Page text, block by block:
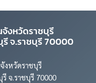
งหวัดราชบุรี
รี จ.ราชบุรี 70000
งหวัดราชบุรี
จ.ราชบุรี 70000